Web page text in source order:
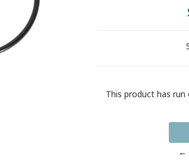
This product has
←